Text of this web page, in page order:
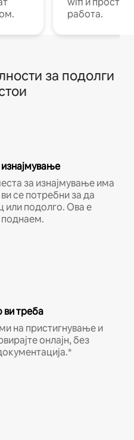
работа.
за подолги
за изнајмување има
се потребни за да
или подолго. Ова е
поднаем.
ви треба
на пристигнување и
онлајн, без